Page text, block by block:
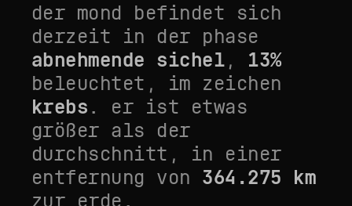
der mond befindet sich
derzeit in der phase
abnehmende sichel, 13%
beleuchtet, im zeichen
krebs. er ist etwas
größer als der
durchschnitt , in einer
entfernung von 364.275 km
zur erde.